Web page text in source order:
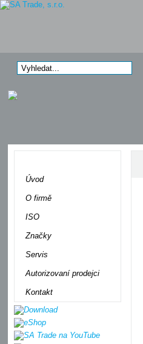
Úvod
O firmě
ISO
Značky
Servis
Autorizovaní prodejci
Kontakt